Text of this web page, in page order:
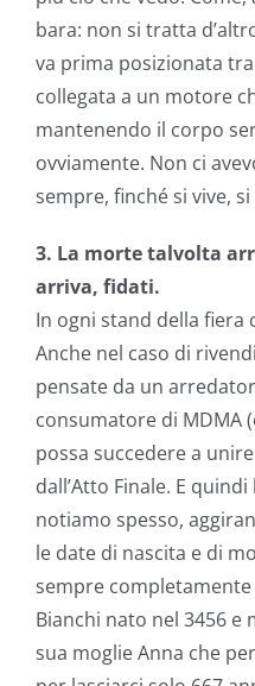
bara: non si tratta
va prima posizionata
collegata a un motore
mantenendo il corpo
ovviamente. Non ci
sempre, finché si vive,
3. La morte talvolta
arriva, fidati.
In ogni stand della fiera
Anche nel caso di
pensate da un
consumatore di MDMA
possa succedere a
dall’Atto Finale. E
notiamo spesso,
le date di nascita e di
sempre completamente
Bianchi nato nel 3456 e
sua moglie Anna che